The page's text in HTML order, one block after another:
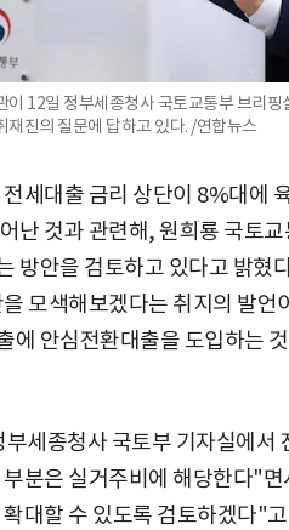
이 12일 정부세종청사 국토교통부 브리
재진의 질문에 답하고 있다. /연합뉴스
세대출 금리 상단이 8%대에
난 것과 관련해, 원희룡 국토
방안을 검토하고 있다고 밝혔
모색해보겠다는 취지의 발언
에 안심전환대출을 도입하는
세종청사 국토부 기자실에서
분은 실거주비에 해당한다"
대할 수 있도록 검토하겠다"